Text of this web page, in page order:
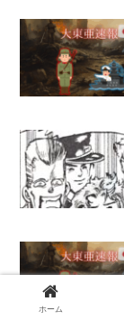
ホーム